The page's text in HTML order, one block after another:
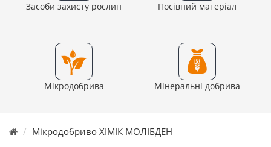
Засоби захисту рослин Посівний матеріал
Мікродобрива Мінеральні добрива
Мікродобриво ХІМІК МОЛІБДЕН